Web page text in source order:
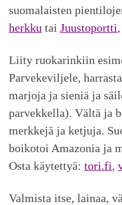
suomalaisten
herkku tai Juustoportti
Liity ruokarinkiin
Parvekeviljele,
marjoja ja sieniä ja
parvekkella). Vältä ja
merkkejä ja ketjuja.
boikotoi Amazonia ja
Osta käytettyä: tori.fi,
Valmista itse, lainaa,